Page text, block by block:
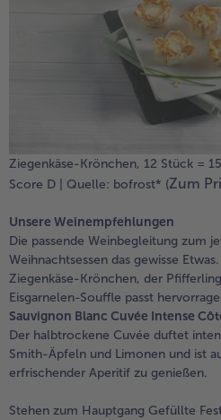
Ziegenkäse-Krönchen, 12 Stück =
Score D | Quelle: bofrost* (Zum
Unsere Weinempfehlungen
Die passende Weinbegleitung zum
Weihnachtsessen das gewisse
Ziegenkäse-Krönchen, der
Eisgarnelen-Souffle passt
Sauvignon Blanc Cuvée Intense
Der halbtrockene Cuvée duftet
Smith-Äpfeln und Limonen und ist
erfrischender Aperitif zu genießen.
Stehen zum Hauptgang Gefüllte